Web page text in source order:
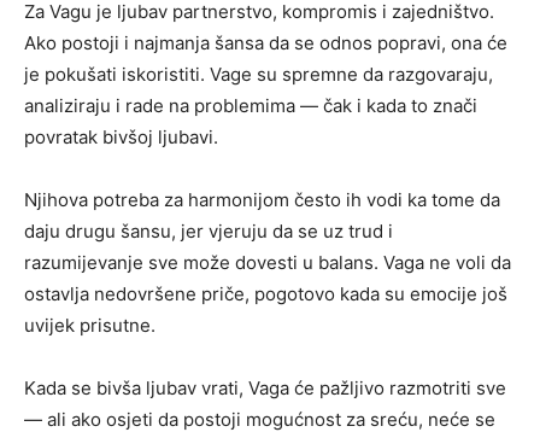
Za Vagu je ljubav partnerstvo, kompromis i zajedništvo.
Ako postoji i najmanja šansa da se odnos popravi, ona će
je pokušati iskoristiti. Vage su spremne da razgovaraju,
analiziraju i rade na problemima — čak i kada to znači
povratak bivšoj ljubavi.
Njihova potreba za harmonijom često ih vodi ka tome da
daju drugu šansu, jer vjeruju da se uz trud i
razumijevanje sve može dovesti u balans. Vaga ne voli da
ostavlja nedovršene priče, pogotovo kada su emocije još
uvijek prisutne.
Kada se bivša ljubav vrati, Vaga će pažljivo razmotriti sve
— ali ako osjeti da postoji mogućnost za sreću, neće se